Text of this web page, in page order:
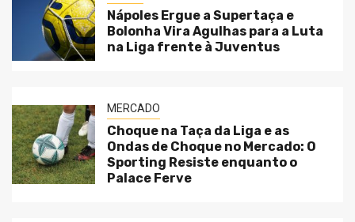
Nápoles Ergue a Supertaça e
Bolonha Vira Agulhas para a Luta
na Liga frente à Juventus
MERCADO
Choque na Taça da Liga e as
Ondas de Choque no Mercado: O
Sporting Resiste enquanto o
Palace Ferve